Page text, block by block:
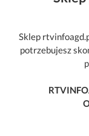
Sklep
potrzebujesz